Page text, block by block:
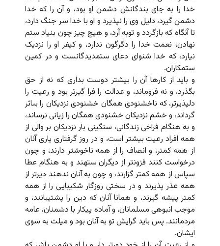
خدا را به جاى بندگانش دشمن او بود، و آن را که خدا
دشمن گیرد، دلیل وى را نپذیرد و او با خدا سر جنگ دارد،
تا آنگاه که بازگردد و توبه آرد، و هیچ چیز چون بنیاد ستم
نهادن، نعمت خدا را دگرگون ندارد، و کیفر او را نزدیک
نیارد، که خدا شنواى دعاى ستمدیدگانست و در کمین
ستمکاران.
و باید از کارها آن را بیشتر دوست بدارى که نه از حق
بگذرد، و نه فروماند، و عدالت را فرا گیرتر بود و رعیت را
دلپذیرتر، که ناخشنودى همگان خشنودى نزدیکان را بى‏اثر
گرداند، و خشم نزدیکان خشنودى همگان را زیانى نرساند،
و به هنگام فراخى زندگانى، سنگینى بار نزدیکان بر والى از
همه افراد رعیت بیشتر است، و در روز گرفتارى یارى آنان
از همه کمتر، و انصاف را از همه ناخوشتر دارند، و چون
درخواست کنند فزونتر از دیگران ستهند و به هنگام عطا
سپاس از همه کمتر گزارند، و چون به آنان ندهند دیرتر از
همه عذر پذیرند و در سختى روزگار شکیبایى را از همه
کمتر پیشه گیرند، و همانا آنان که دین را پشتیبانند، و
موجب انبوهى مسلمانان، و آماده پیکار با دشمنان، عامه
مردمانند. پس باید گرایش تو به آنان بود و میلت به سوى
ایشان.